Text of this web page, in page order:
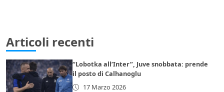
Articoli recenti
“Lobotka all’Inter”, Juve snobbata: prende
il posto di Calhanoglu
17 Marzo 2026